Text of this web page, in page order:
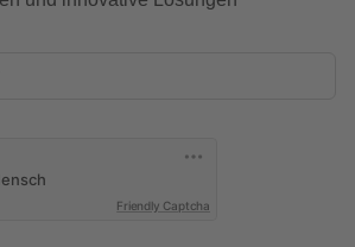
Friendly Captcha